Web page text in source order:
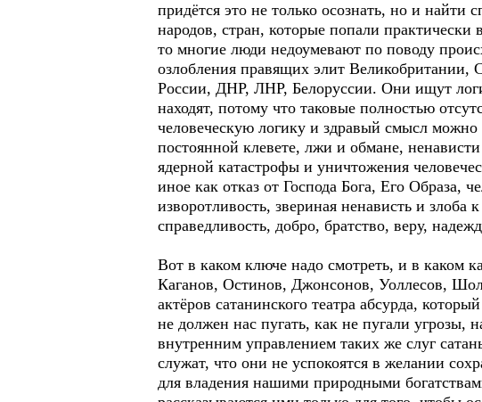
придётся это не только осознать, но и найти
народов, стран, которые попали
то многие люди недоумевают по поводу
озлобления правящих элит
России, ДНР, ЛНР, Белоруссии. Они ищут
находят, потому что таковые полностью
человеческую логику и здравый смысл можно
постоянной клевете, лжи и обмане,
ядерной катастрофы и уничтожения
иное как отказ от Господа Бога, Его Образа,
изворотливость, звериная ненависть и
справедливость, добро, братство, веру,
Вот в каком ключе надо смотреть, и в каком
Каганов, Остинов, Джонсонов, Уоллесов,
актёров сатанинского театра абсурда,
не должен нас пугать, как не пугали
внутренним управлением таких же слуг
служат, что они не успокоятся в желании
для владения нашими природными